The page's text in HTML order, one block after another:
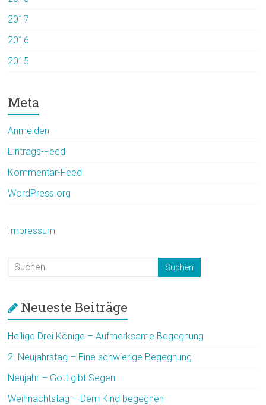
2017
2016
2015
Meta
Anmelden
Eintrags-Feed
Kommentar-Feed
WordPress.org
Impressum
Neueste Beiträge
Heilige Drei Könige – Aufmerksame Begegnung
2. Neujahrstag – Eine schwierige Begegnung
Neujahr – Gott gibt Segen
Weihnachtstag – Dem Kind begegnen